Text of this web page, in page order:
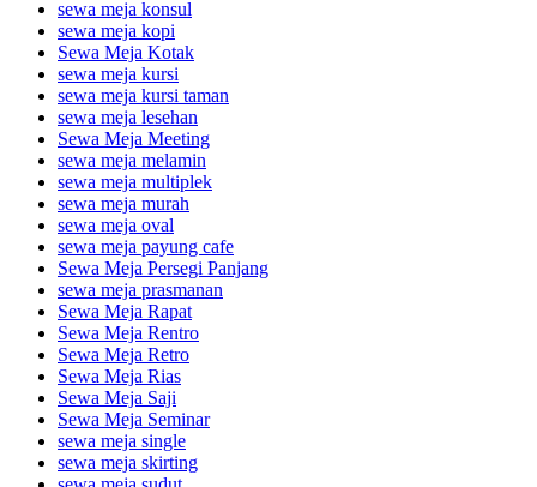
sewa meja konsul
sewa meja kopi
Sewa Meja Kotak
sewa meja kursi
sewa meja kursi taman
sewa meja lesehan
Sewa Meja Meeting
sewa meja melamin
sewa meja multiplek
sewa meja murah
sewa meja oval
sewa meja payung cafe
Sewa Meja Persegi Panjang
sewa meja prasmanan
Sewa Meja Rapat
Sewa Meja Rentro
Sewa Meja Retro
Sewa Meja Rias
Sewa Meja Saji
Sewa Meja Seminar
sewa meja single
sewa meja skirting